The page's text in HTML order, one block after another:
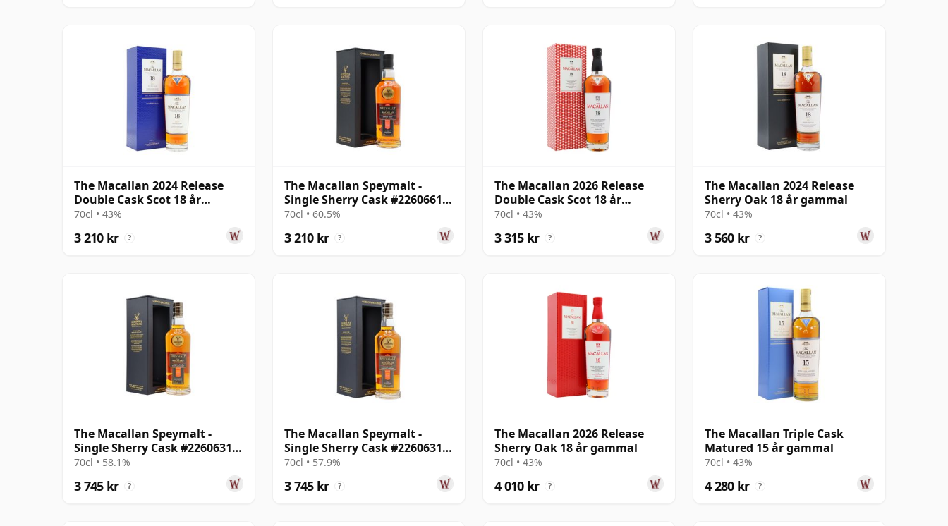
The Macallan 2024 Release
Double Cask Scot 18 år
gammal
70cl • 43%
3 210 kr ?
The Macallan Speymalt -
Single Sherry Cask #22606616
2004 20 år gammal
70cl • 60.5%
3 210 kr ?
The Macallan 2026 Release
Double Cask Scot 18 år
gammal
70cl • 43%
3 315 kr ?
The Macallan 2024 Release
Sherry Oak 18 år gammal
70cl • 43%
3 560 kr ?
The Macallan Speymalt -
Single Sherry Cask #22606318
2005 19 år gammal
70cl • 58.1%
3 745 kr ?
The Macallan Speymalt -
Single Sherry Cask #22606314
2005 18 år gammal
70cl • 57.9%
3 745 kr ?
The Macallan 2026 Release
Sherry Oak 18 år gammal
70cl • 43%
4 010 kr ?
The Macallan Triple Cask
Matured 15 år gammal
70cl • 43%
4 280 kr ?